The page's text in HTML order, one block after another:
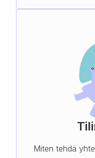
Miten tehdä